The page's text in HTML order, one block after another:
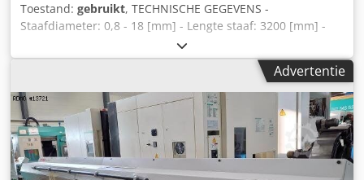
Toestand: gebruikt, TECHNISCHE GEGEVENS -
Staafdiameter: 0,8 - 18 [mm] - Lengte staaf: 3200 [mm] -
Zuigerdiameter: 15 [mm] Codpjuhbh Uefx Ab Ujha -
Kanaaldiameter: 18 [mm] - Benodigd vermogen: 1,5 [kw] -
Laadtijd: ca. 22 sec (met staven van 3200 mm) - Olievulling:
50 [l] - Viscositeit 100 [cSt] van : 40 [°C] - Gewicht: 500 [kg] -
Max. afvallengte: 300 [mm]
Advertentie